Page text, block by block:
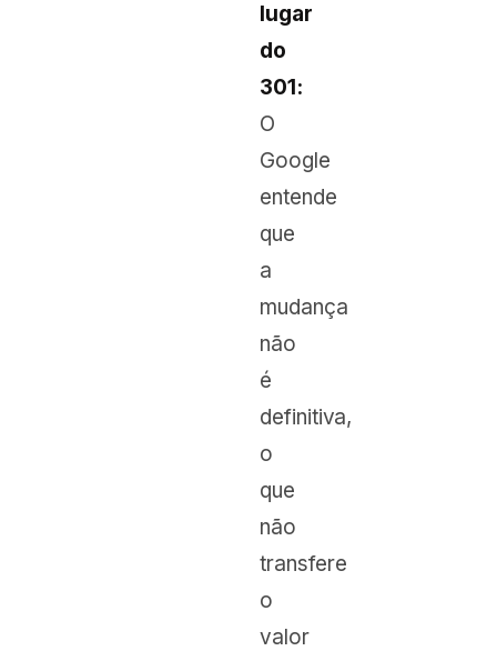
lugar
do
301:
O
Google
entende
que
a
mudança
não
é
definitiva,
o
que
não
transfere
o
valor